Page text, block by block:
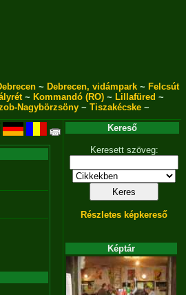
~ Debrecen, vidámpark~ Felcsút
~ Kommandó (RO) ~ Lillafüred ~
Nagybörzsöny~ Tiszakécske~
Kereső
Keresett szöveg:
Részletes képkereső
Képtár